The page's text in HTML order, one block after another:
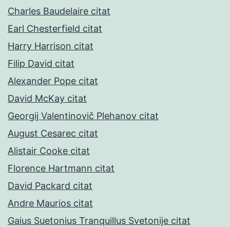
Charles Baudelaire citat
Earl Chesterfield citat
Harry Harrison citat
Filip David citat
Alexander Pope citat
David McKay citat
Georgij Valentinovič Plehanov citat
August Cesarec citat
Alistair Cooke citat
Florence Hartmann citat
David Packard citat
Andre Maurios citat
Gaius Suetonius Tranquillus Svetonije citat